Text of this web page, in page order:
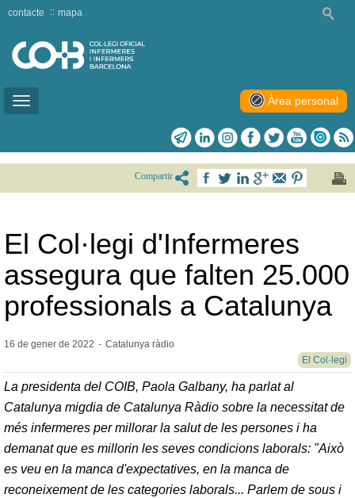
Toggle
contacte mapa
Àrea personal
Compartir
El Col·legi d'Infermeres
assegura que falten 25.000
professionals a Catalunya
16 de gener de 2022 - Catalunya ràdio
El Col·legi
La presidenta del COIB, Paola Galbany, ha parlat al
Catalunya migdia de Catalunya Ràdio sobre la necessitat de
més infermeres per millorar la salut de les persones i ha
demanat que es millorin les seves condicions laborals: "Això
es veu en la manca d'expectatives, en la manca de
reconeixement de les categories laborals... Parlem de sous i